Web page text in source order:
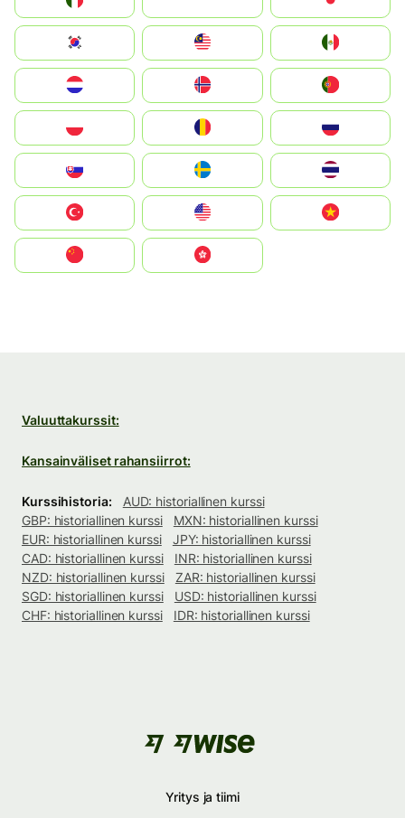
South Korea
United States
中國香港特別行政區
Valuuttakurssit:
Kansainväliset rahansiirrot:
Kurssihistoria:
AUD: historiallinen kurssi
GBP: historiallinen kurssi
MXN: historiallinen kurssi
EUR: historiallinen kurssi
JPY: historiallinen kurssi
CAD: historiallinen kurssi
INR: historiallinen kurssi
NZD: historiallinen kurssi
ZAR: historiallinen kurssi
SGD: historiallinen kurssi
USD: historiallinen kurssi
CHF: historiallinen kurssi
IDR: historiallinen kurssi
Yritys ja tiimi